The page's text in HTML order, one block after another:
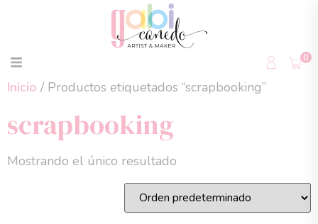
0
Inicio / Productos etiquetados “scrapbooking”
scrapbooking
Mostrando el único resultado